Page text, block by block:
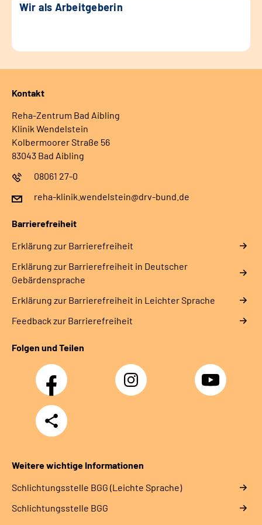
Wir als Arbeitgeberin
Kontakt
Reha-Zentrum Bad Aibling
Klinik Wendelstein
Kolbermoorer Straße 56
83043 Bad Aibling
08061 27-0
reha-klinik.wendelstein@drv-bund.de
Barrierefreiheit
Erklärung zur Barrierefreiheit
Erklärung zur Barrierefreiheit in Deutscher
Gebärdensprache
Erklärung zur Barrierefreiheit in Leichter Sprache
Feedback zur Barrierefreiheit
Folgen und Teilen
Facebook Instagram YouTube
Teilen
Weitere wichtige Informationen
Schlich­tungs­stel­le BGG (Leichte Sprache)
Schlich­tungs­stel­le BGG